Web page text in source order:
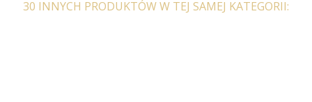
30 INNYCH PRODUKTÓW W TEJ SAMEJ KATEGORII: